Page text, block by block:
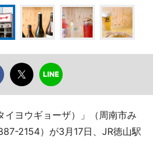
イヨウギョーザ）」（周南市み
2154）が3月17日、JR徳山駅